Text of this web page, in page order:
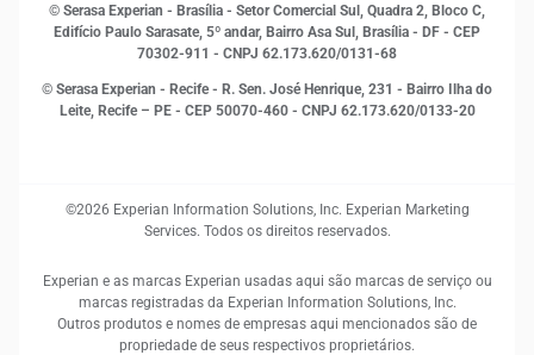
Sustentabilidade Corporativa
© Serasa Experian - Brasília - Setor Comercial Sul, Quadra 2, Bloco C,
Edifício Paulo Sarasate, 5º andar, Bairro Asa Sul, Brasília - DF - CEP
70302-911 - CNPJ 62.173.620/0131-68
© Serasa Experian - Recife - R. Sen. José Henrique, 231 - Bairro Ilha do
Leite, Recife – PE - CEP 50070-460 - CNPJ 62.173.620/0133-20
©2026 Experian Information Solutions, Inc. Experian Marketing
Services. Todos os direitos reservados.
Experian e as marcas Experian usadas aqui são marcas de serviço ou
marcas registradas da Experian Information Solutions, Inc.
Outros produtos e nomes de empresas aqui mencionados são de
propriedade de seus respectivos proprietários.